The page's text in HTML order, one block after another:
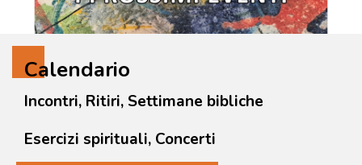
Calendario
Incontri, Ritiri, Settimane bibliche
Esercizi spirituali, Concerti